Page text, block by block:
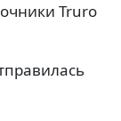
Truro